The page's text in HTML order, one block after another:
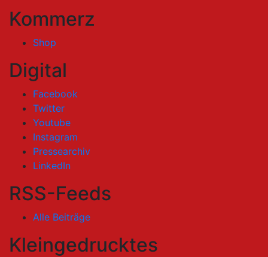
Kommerz
Shop
Digital
Facebook
Twitter
Youtube
Instagram
Pressearchiv
LinkedIn
RSS-Feeds
Alle Beiträge
Kleingedrucktes